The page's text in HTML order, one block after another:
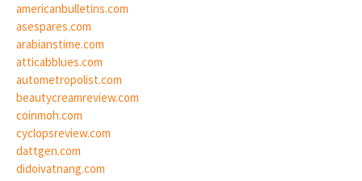
americanbulletins.com
asespares.com
arabianstime.com
atticabblues.com
autometropolist.com
beautycreamreview.com
coinmoh.com
cyclopsreview.com
dattgen.com
didoivatnang.com